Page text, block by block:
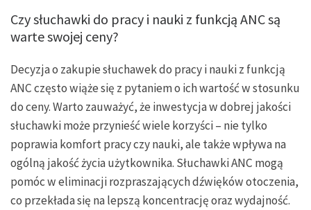
Czy słuchawki do pracy i nauki z funkcją ANC są
warte swojej ceny?
Decyzja o zakupie słuchawek do pracy i nauki z funkcją
ANC często wiąże się z pytaniem o ich wartość w stosunku
do ceny. Warto zauważyć, że inwestycja w dobrej jakości
słuchawki może przynieść wiele korzyści – nie tylko
poprawia komfort pracy czy nauki, ale także wpływa na
ogólną jakość życia użytkownika. Słuchawki ANC mogą
pomóc w eliminacji rozpraszających dźwięków otoczenia,
co przekłada się na lepszą koncentrację oraz wydajność.